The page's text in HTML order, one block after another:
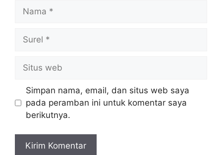
Nama
Surel
Situs
web
Simpan nama, email, dan situs web saya
pada peramban ini untuk komentar saya
berikutnya.